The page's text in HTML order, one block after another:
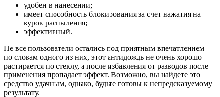
удобен в нанесении;
имеет способность блокирования за счет нажатия на
курок распыления;
эффективный.
Не все пользователи остались под приятным впечатлением –
по словам одного из них, этот антидождь не очень хорошо
растирается по стеклу, а после избавления от разводов после
применения пропадает эффект. Возможно, вы найдете это
средство удачным, однако, будьте готовы к непредсказуемому
результату.